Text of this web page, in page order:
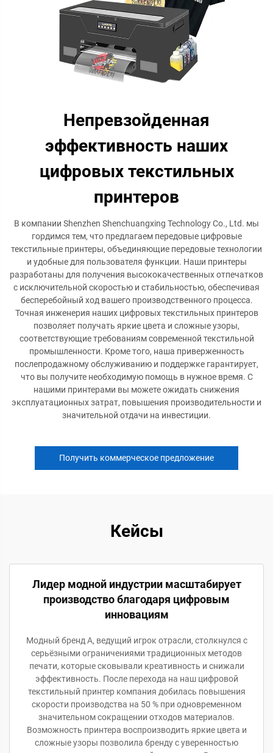
Непревзойденная
эффективность наших
цифровых текстильных
принтеров
В компании Shenzhen Shenchuangxing Technology Co., Ltd. мы
гордимся тем, что предлагаем передовые цифровые
текстильные принтеры, объединяющие передовые технологии
и удобные для пользователя функции. Наши принтеры
разработаны для получения высококачественных отпечатков
с исключительной скоростью и стабильностью, обеспечивая
бесперебойный ход вашего производственного процесса.
Точная инженерия наших цифровых текстильных принтеров
позволяет получать яркие цвета и сложные узоры,
соответствующие требованиям современной текстильной
промышленности. Кроме того, наша приверженность
послепродажному обслуживанию и поддержке гарантирует,
что вы получите необходимую помощь в нужное время. С
нашими принтерами вы можете ожидать снижения
эксплуатационных затрат, повышения производительности и
значительной отдачи на инвестиции.
Получить коммерческое предложение
Кейсы
Лидер модной индустрии масштабирует
производство благодаря цифровым
инновациям
Модный бренд A, ведущий игрок отрасли, столкнулся с
серьёзными ограничениями традиционных методов
печати, которые сковывали креативность и снижали
эффективность. После перехода на наш цифровой
текстильный принтер компания добилась повышения
скорости производства на 50 % при одновременном
значительном сокращении отходов материалов.
Возможность принтера воспроизводить яркие цвета и
сложные узоры позволила бренду с уверенностью